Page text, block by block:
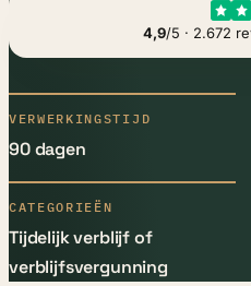
4,9/5 · 2.672
VERWERKINGSTIJD
90 dagen
CATEGORIEËN
Tijdelijk verblijf of
verblijfsvergunning